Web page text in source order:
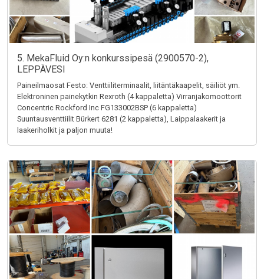
5. MekaFluid Oy:n konkurssipesä (2900570-2),
LEPPÄVESI
Paineilmaosat Festo: Venttiiliterminaalit, liitäntäkaapelit, säiliöt ym.
Elektroninen painekytkin Rexroth (4 kappaletta) Virranjakomoottorit
Concentric Rockford Inc FG133002BSP (6 kappaletta)
Suuntausventtiilit Bürkert 6281 (2 kappaletta), Laippalaakerit ja
laakeriholkit ja paljon muuta!